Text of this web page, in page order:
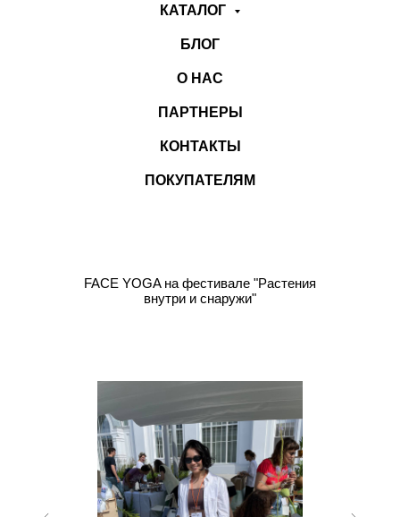
КАТАЛОГ
БЛОГ
О НАС
ПАРТНЕРЫ
КОНТАКТЫ
ПОКУПАТЕЛЯМ
FACE YOGA на фестивале "Растения
внутри и снаружи"